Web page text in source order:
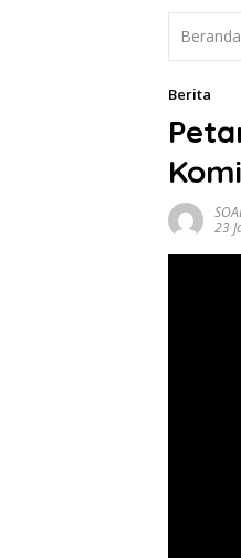
Beranda
Berita
23